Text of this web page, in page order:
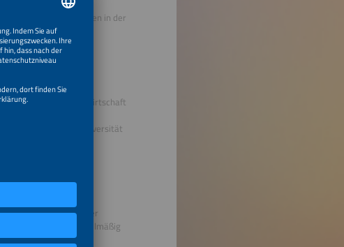
Funktionen in der
e. V.
mittelständische Wirtschaft
er an der Freien Universität
Neben seiner
und hält regelmäßig